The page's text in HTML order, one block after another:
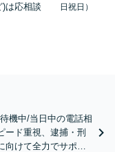
)は応相談
日祝日）
機中/当日中の電話相
ード重視、逮捕・刑
向けて全力でサポー